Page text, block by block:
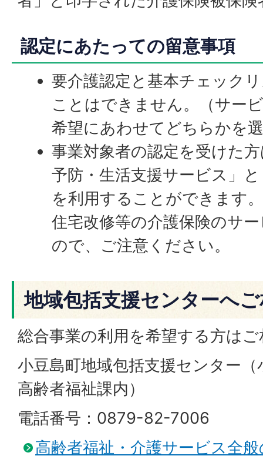
認定にあたっての留意事項
要介護認定と基本チェック
ことはできません。（サー
希望にあわせてどちらかを
事業対象者の認定を受けた
予防・生活支援サービス」
を利用することができます
住宅改修等の介護保険のサ
ので、ご注意ください。
地域包括支援センターへ
総合事業の利用を希望する方は
小豆島町地域包括支援センター（
高齢者福祉課内）
電話番号：0879-82-7006
高齢者福祉・介護サービス全